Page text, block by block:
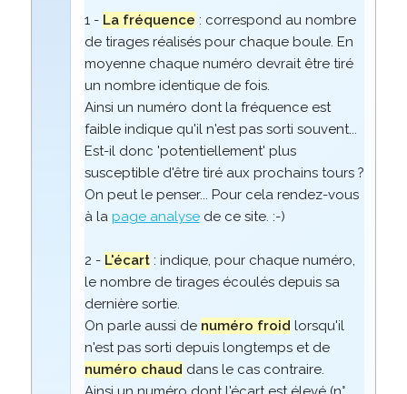
1 - La fréquence : correspond au nombre
de tirages réalisés pour chaque boule. En
moyenne chaque numéro devrait être tiré
un nombre identique de fois.
Ainsi un numéro dont la fréquence est
faible indique qu'il n'est pas sorti souvent...
Est-il donc 'potentiellement' plus
susceptible d'être tiré aux prochains tours ?
On peut le penser... Pour cela rendez-vous
à la page analysede ce site. :-)
2 - L'écart: indique, pour chaque numéro,
le nombre de tirages écoulés depuis sa
dernière sortie.
On parle aussi de numéro froid lorsqu'il
n'est pas sorti depuis longtemps et de
numéro chaud dans le cas contraire.